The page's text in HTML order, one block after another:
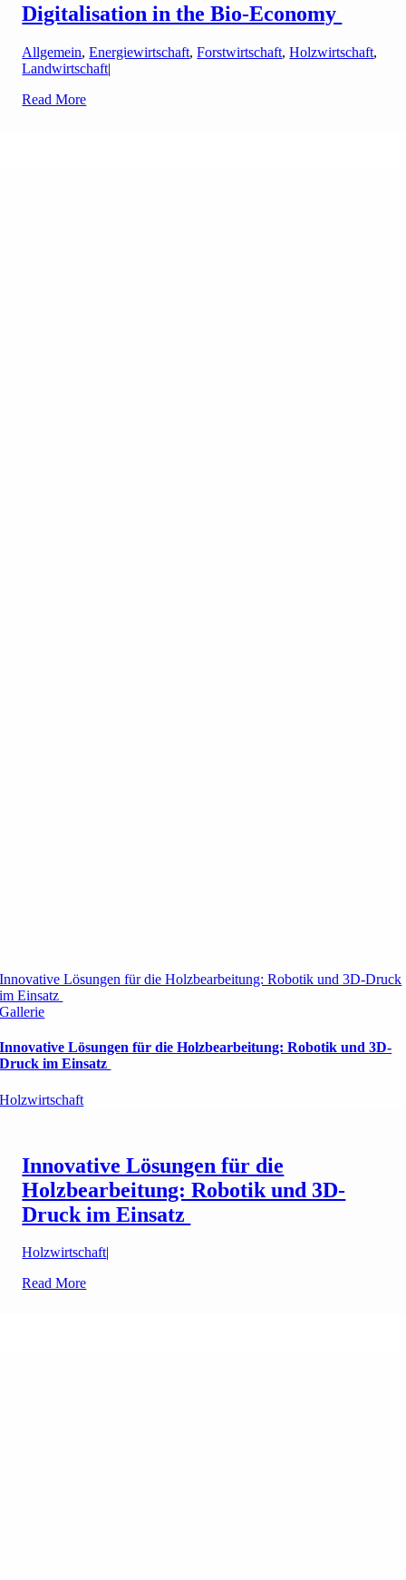
Digitalisation in the Bio-Economy
Allgemein,Energiewirtschaft,Forstwirtschaft,Holzwirtschaft,
Landwirtschaft|
Read More
Innovative Lösungen für die Holzbearbeitung: Robotik und 3D-Druck
im Einsatz
Gallerie
Innovative Lösungen für die Holzbearbeitung: Robotik und 3D-
Druck im Einsatz
Holzwirtschaft
Innovative Lösungen für die
Holzbearbeitung: Robotik und 3D-
Druck im Einsatz
Holzwirtschaft|
Read More